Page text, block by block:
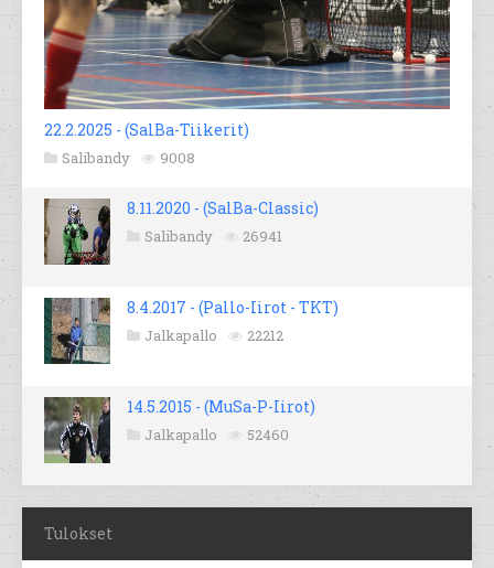
22.2.2025 - (SalBa-Tiikerit)
Salibandy 9008
8.11.2020 - (SalBa-Classic)
Salibandy 26941
8.4.2017 - (Pallo-Iirot - TKT)
Jalkapallo 22212
14.5.2015 - (MuSa-P-Iirot)
Jalkapallo 52460
Tulokset